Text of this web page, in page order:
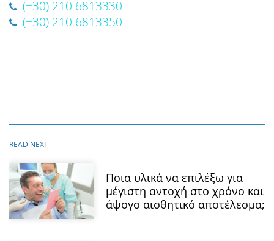
(+30) 210 6813330
(+30) 210 6813350
Ποια υλικά να επιλέξω για
μέγιστη αντοχή στο χρόνο και
άψογο αισθητικό αποτέλεσμα;